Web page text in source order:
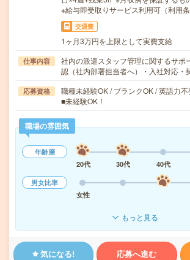
※給与即受取りサービス利用可（利用条
交通費
1ヶ月3万円を上限として実費支給
仕事内容
社内の派遣スタッフ管理に関するサポ
認（社内部署担当者へ）・入社対応
応募資格
職種未経験OK / ブランクOK / 英語力不
■未経験OK！
職場の雰囲気
年齢層
20代
30代 40代
男女比率
女性
もっと見る
気になる! 応募へ進む